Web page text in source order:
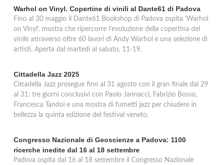
Warhol on Vinyl. Copertine di vinili al Dante61 di Padova
Fino al 30 maggio il Dante61 Bookshop di Padova ospita 'Warhol
on Vinyl', mostra che ripercorre l'evoluzione della copertina del
vinile attraverso oltre 60 lavori di Andy Warhol e una selezione di
artisti. Aperta dal martedì al sabato, 11-19.
Cittadella Jazz 2025
Cittadella Jazz prosegue fino al 31 agosto con il gran finale dal 29
al 31: tre giorni conclusivi con Paolo Jannacci, Fabrizio Bosso,
Francesca Tandoi e una mostra di fumetti jazz per chiudere in
bellezza la quinta edizione del festival veneto.
Congresso Nazionale di Geoscienze a Padova: 1100
ricerche inedite dal 16 al 18 settembre
Padova ospita dal 16 al 18 settembre il Congresso Nazionale